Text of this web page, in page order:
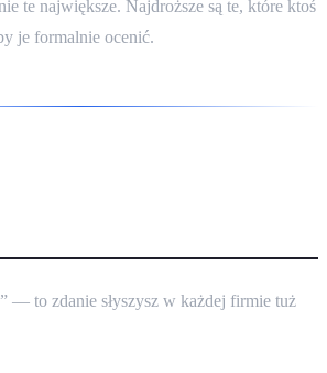
te największe. Najdroższe są te, które ktoś
je formalnie ocenić.
— to zdanie słyszysz w każdej firmie tuż